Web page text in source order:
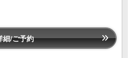
細/ご予約